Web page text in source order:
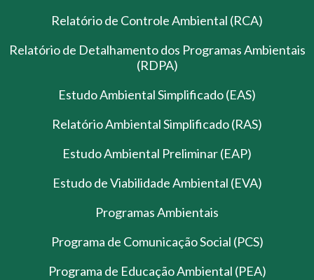
Relatório de Controle Ambiental (RCA)
Relatório de Detalhamento dos Programas Ambientais
(RDPA)
Estudo Ambiental Simplificado (EAS)
Relatório Ambiental Simplificado (RAS)
Estudo Ambiental Preliminar (EAP)
Estudo de Viabilidade Ambiental (EVA)
Programas Ambientais
Programa de Comunicação Social (PCS)
Programa de Educação Ambiental (PEA)